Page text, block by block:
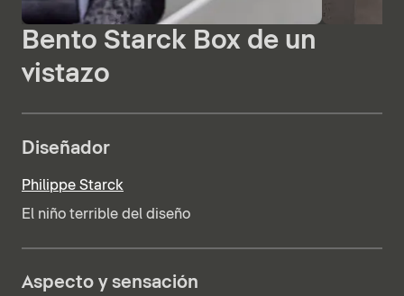
Bento Starck Box de un
vistazo
Diseñador
Philippe Starck
El niño terrible del diseño
Aspecto y sensación